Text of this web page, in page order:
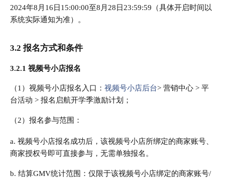
2024年8月16日15:00:00至8月28日23:59:59（具体开启时间以
系统实际通知为准）。
3.2 报名方式和条件
3.2.1 视频号小店报名
（1）视频号小店报名入口： 视频号小店后台> 营销中心 > 平
台活动 > 报名启航开学季激励计划；
（2）报名参与范围：
a. 视频号小店报名成功后，该视频号小店所绑定的商家账号、
商家授权号即可直接参与，无需单独报名。
b. 结算GMV统计范围：仅限于该视频号小店绑定的商家账号/